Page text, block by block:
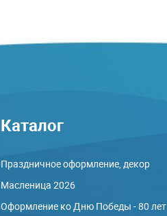
Каталог
Праздничное оформление, декор
Масленица 2026
Оформление ко Дню Победы - 80 лет